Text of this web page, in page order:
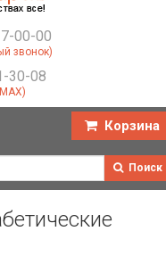
00-00
звонок)
30-08
Корзина
Поиск